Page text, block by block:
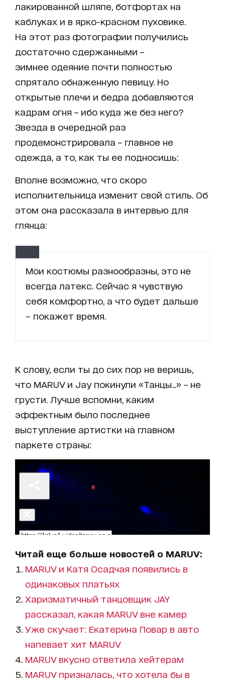
лакированной шляпе, ботфортах на
каблуках и в ярко-красном пуховике.
На этот раз фотографии получились
достаточно сдержанными –
зимнее одеяние почти полностью
спрятало обнаженную певицу. Но
открытые плечи и бедра добавляются
кадрам огня – ибо куда же без него?
Звезда в очередной раз
продемонстрировала – главное не
одежда, а то, как ты ее подносишь:
Вполне возможно, что скоро
исполнительница изменит свой стиль. Об
этом она рассказала в интервью для
глянца:
Мои костюмы разнообразны, это не
всегда латекс. Сейчас я чувствую
себя комфортно, а что будет дальше
– покажет время.
К слову, если ты до сих пор не веришь,
что MARUV и Jay покинули «Танцы...» – не
грусти. Лучше вспомни, каким
эффектным было последнее
выступление артистки на главном
паркете страны:
Читай еще больше новостей о MARUV:
MARUV и Катя Осадчая появились в
одинаковых платьях
Харизматичный танцовщик JAY
рассказал, какая MARUV вне камер
Уже скучает: Екатерина Повар в авто
напевает хит MARUV
MARUV вкусно ответила хейтерам
MARUV призналась, что хотела бы в